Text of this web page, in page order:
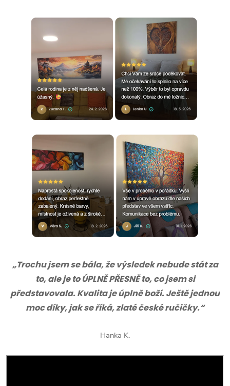
„Trochu jsem se bála, že výsledek nebude stát za
to, ale je to ÚPLNĚ PŘESNĚ to, co jsem si
představovala. Kvalita je úplně boží. Ještě jednou
moc díky, jak se říká, zlaté české ručičky.“
Hanka K.